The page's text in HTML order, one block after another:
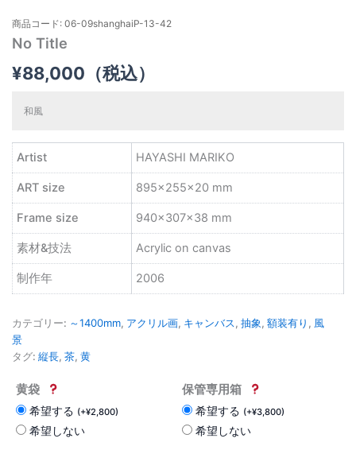
商品コード: 06-09shanghaiP-13-42
No Title
¥88,000 （税込）
和風
Artist HAYASHI MARIKO
ART size 895×255×20 mm
Frame size 940×307×38 mm
素材&技法 Acrylic on canvas
制作年 2006
カテゴリー: ～1400mm, アクリル画, キャンバス, 抽象, 額装有り , 風
景
タグ: 縦長, 茶, 黄
黄袋
希望する (+¥2,800)
希望しない
保管専用箱
希望する (+¥3,800)
希望しない